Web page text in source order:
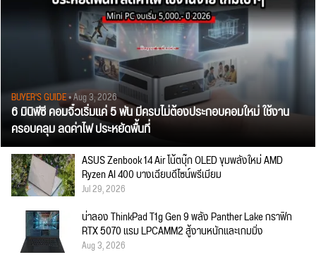
BUYER'S GUIDE• Aug 3, 2026
6 มินิพีซี คอมจิ๋วเริ่มแค่ 5 พัน มีครบไม่ต้องประกอบคอมใหม่ ใช้งาน
ครอบคลุม ลดค่าไฟ ประหยัดพื้นที่
ASUS Zenbook 14 Air โน้ตบุ๊ก OLED ขุมพลังใหม่ AMD
Ryzen AI 400 บางเฉียบดีไซน์พรีเมียม
Jul 29, 2026
น่าลอง ThinkPad T1g Gen 9 พลัง Panther Lake กราฟิก
RTX 5070 แรม LPCAMM2 สู้งานหนักและเกมมิ่ง
Aug 3, 2026